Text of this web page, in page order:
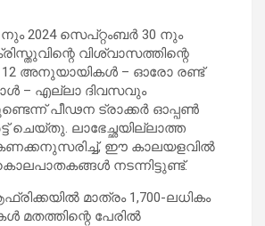
2024 സെപ്റ്റംബർ 30 നും
വിശ്വാസത്തിന്റെ
12 അനുയായികൾ – ഓരോ രണ്ട്
– എല്ലാ ദിവസവും
പീഢന ട്രാക്കർ ഓപ്പൺ
ചെയ്തു. ലാഭേച്ഛയില്ലാത്ത
ഈ കാലയളവിൽ
നടന്നിട്ടുണ്ട്.
മാത്രം 1,700-ലധികം
മതത്തിന്റെ പേരിൽ